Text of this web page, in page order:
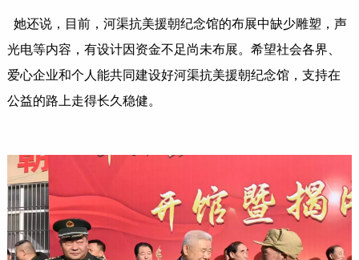
她还说，目前，河渠抗美援朝纪念馆的布展中缺少雕塑，声
光电等内容，有设计因资金不足尚未布展。希望社会各界、
爱心企业和个人能共同建设好河渠抗美援朝纪念馆，支持在
公益的路上走得长久稳健。